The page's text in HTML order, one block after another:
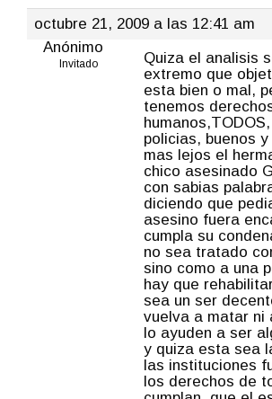
octubre 21, 2009 a las 12:41 am
Anónimo
Invitado
Quiza el analisis
extremo que
esta bien o mal,
tenemos
policias, buenos
mas lejos el
chico asesinado
con sabias
diciendo que
asesino fuera
cumpla su
no sea tratado
sino como a una
hay que
sea un ser
vuelva a matar ni
lo ayuden a ser
y quiza esta sea
las instituciones
los derechos de